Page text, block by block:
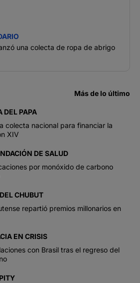
una colecta de ropa de abrigo
Más de lo último
DEL PAPA
colecta nacional para financiar la
XIV
DE SALUD
por monóxido de carbono
CHUBUT
repartió premios millonarios en
EN CRISIS
con Brasil tras el regreso del